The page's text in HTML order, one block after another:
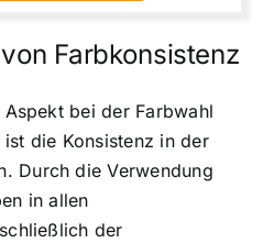
Farbkonsistenz
bei der Farbwahl
die Konsistenz in der
Durch die Verwendung
in allen
der